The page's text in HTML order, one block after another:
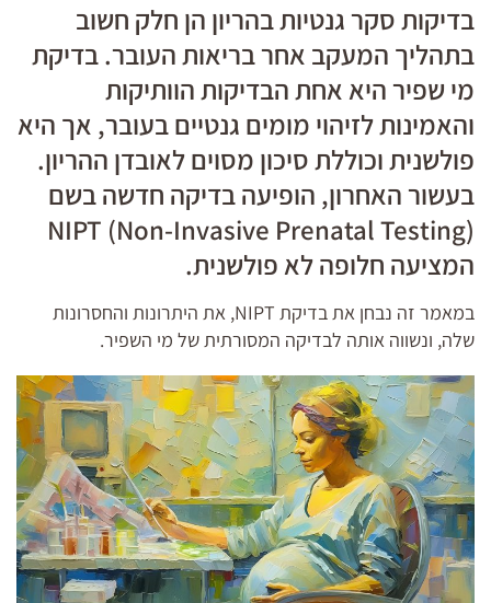
בדיקות סקר גנטיות בהריון הן חלק חשוב
בתהליך המעקב אחר בריאות העובר. בדיקת
מי שפיר היא אחת הבדיקות הוותיקות
והאמינות לזיהוי מומים גנטיים בעובר, אך היא
פולשנית וכוללת סיכון מסוים לאובדן ההריון.
בעשור האחרון, הופיעה בדיקה חדשה בשם
NIPT (Non-Invasive Prenatal Testing)
המציעה חלופה לא פולשנית.
במאמר זה נבחן את בדיקת NIPT, את היתרונות והחסרונות
שלה, ונשווה אותה לבדיקה המסורתית של מי השפיר.